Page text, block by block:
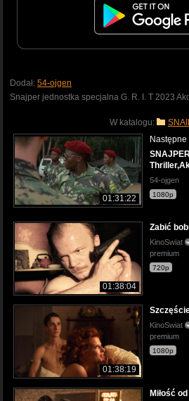
Dodał: 54-ojgen
Snajper jednostka specjalna G. R. I. T 2023
W katalogu:
01:31:22
54-ojgen
1080p
01:38:04
Zabić
KinoSwiat
premium
720p
01:38:19
KinoSwiat
premium
1080p
Miłość